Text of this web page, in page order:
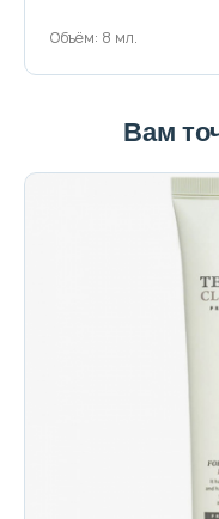
Объём: 8 мл.
Вам